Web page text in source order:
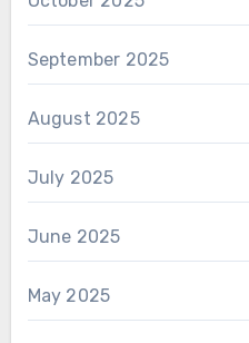
September 2025
August 2025
July 2025
June 2025
May 2025